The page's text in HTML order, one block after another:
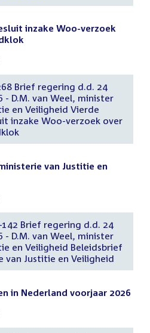
inzake Woo-verzoek
Brief regering d.d. 24
- D.M. van Weel, minister
en Veiligheid Vierde
inzake Woo-verzoek over
van Justitie en
142 Brief regering d.d. 24
- D.M. van Weel, minister
en Veiligheid Beleidsbrief
van Justitie en Veiligheid
in Nederland voorjaar 2026